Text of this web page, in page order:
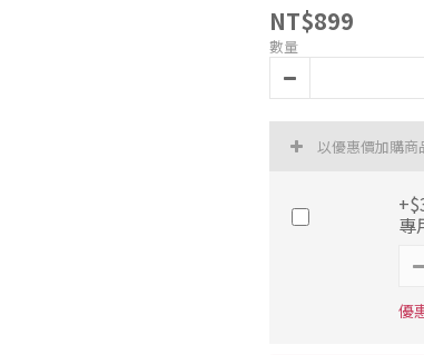
NT$899
數量
以優惠價加購商
專
優